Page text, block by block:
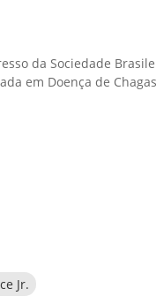
da Sociedade
em Doença de
Jr.